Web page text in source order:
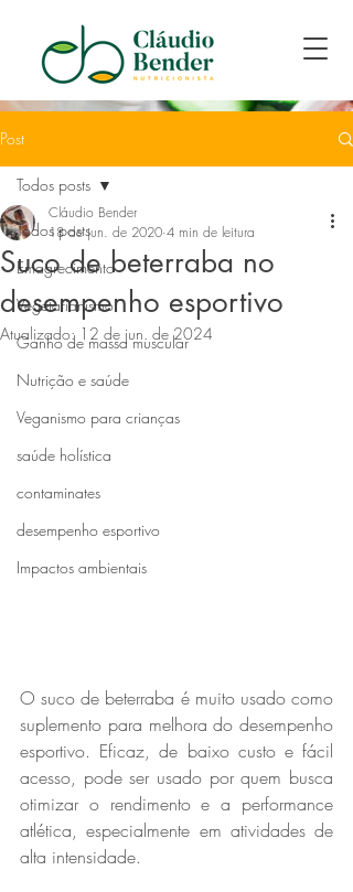
Post
Todos posts
Emagrecimento
Vegetarianismo
Ganho de massa muscular
Nutrição e saúde
Veganismo para crianças
saúde holística
contaminates
desempenho esportivo
Impactos ambientais
Todos posts
Suco de beterraba no
desempenho esportivo
Cláudio Bender
18 de jun. de 2020 4 min de leitura
Atualizado: 12 de jun. de 2024
O suco de beterraba é muito usado como
suplemento para melhora do desempenho
esportivo. Eficaz, de baixo custo e fácil
acesso, pode ser usado por quem busca
otimizar o rendimento e a performance
atlética, especialmente em atividades de
alta intensidade.